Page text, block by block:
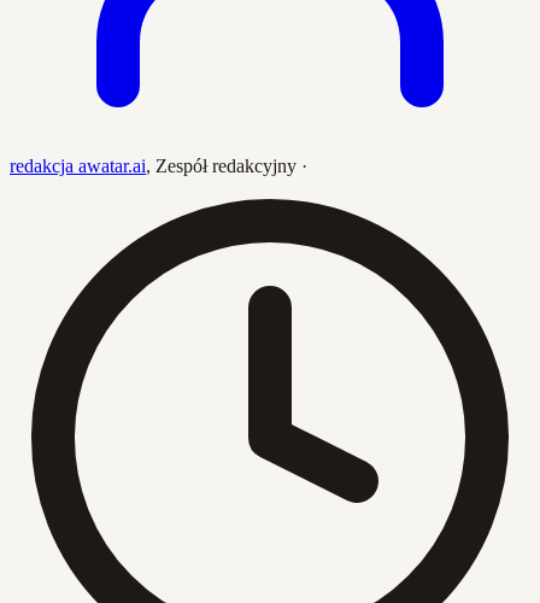
redakcja awatar.ai, Zespół redakcyjny ·